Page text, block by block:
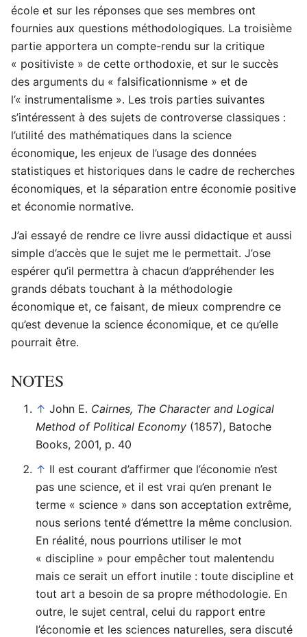
école et sur les réponses que ses membres ont
fournies aux questions méthodologiques. La troisième
partie apportera un compte-rendu sur la critique
« positiviste » de cette orthodoxie, et sur le succès
des arguments du « falsificationnisme » et de
l’« instrumentalisme ». Les trois parties suivantes
s’intéressent à des sujets de controverse classiques :
l’utilité des mathématiques dans la science
économique, les enjeux de l’usage des données
statistiques et historiques dans le cadre de recherches
économiques, et la séparation entre économie positive
et économie normative.
J’ai essayé de rendre ce livre aussi didactique et aussi
simple d’accès que le sujet me le permettait. J’ose
espérer qu’il permettra à chacun d’appréhender les
grands débats touchant à la méthodologie
économique et, ce faisant, de mieux comprendre ce
qu’est devenue la science économique, et ce qu’elle
pourrait être.
NOTES
↑ John E. Cairnes, The Character and Logical
Method of Political Economy (1857), Batoche
Books, 2001, p. 40
↑ Il est courant d’affirmer que l’économie n’est
pas une science, et il est vrai qu’en prenant le
terme « science » dans son acceptation extrême,
nous serions tenté d’émettre la même conclusion.
En réalité, nous pourrions utiliser le mot
« discipline » pour empêcher tout malentendu
mais ce serait un effort inutile : toute discipline et
tout art a besoin de sa propre méthodologie. En
outre, le sujet central, celui du rapport entre
l’économie et les sciences naturelles, sera discuté